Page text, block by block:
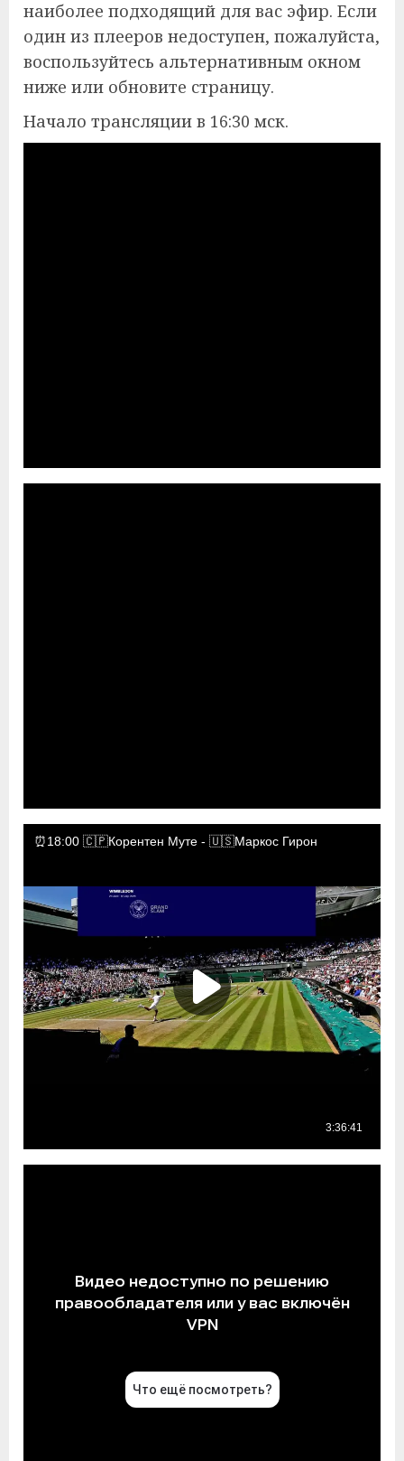
наиболее подходящий для вас эфир. Если
один из плееров недоступен, пожалуйста,
воспользуйтесь альтернативным окном
ниже или обновите страницу.
Начало трансляции в 16:30 мск.